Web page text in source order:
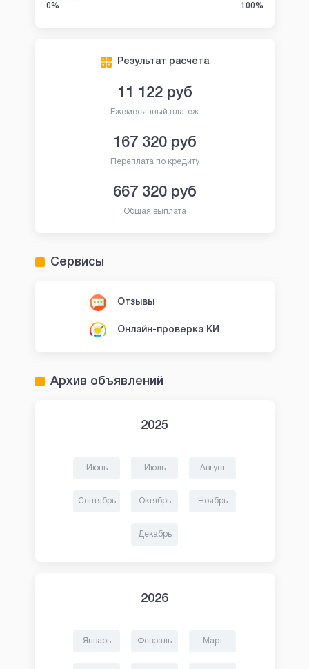
0% 100%
Результат расчета
11 122руб
Ежемесячный платеж
167 320руб
Переплата по кредиту
667 320руб
Общая выплата
Сервисы
Отзывы
Онлайн-проверка КИ
Архив объявлений
2025
Июнь Июль Август
Сентябрь Октябрь Ноябрь
Декабрь
2026
Январь Февраль Март